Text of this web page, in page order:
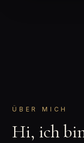
ÜBER MICH
Hi, ich